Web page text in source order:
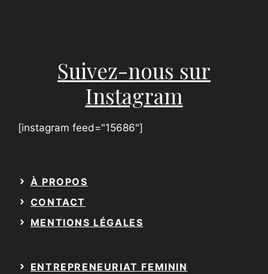
Suivez-nous sur
Instagram
[instagram feed="15686"]
À PROPOS
CONTACT
MENTIONS LÉGALES
ENTREPRENEURIAT FEMININ